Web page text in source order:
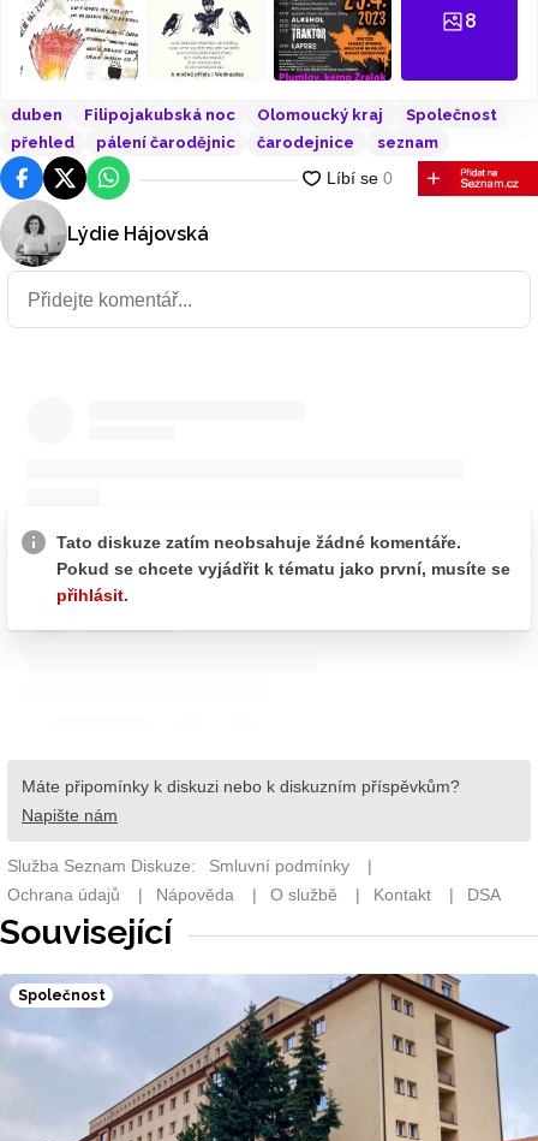
8
duben Filipojakubská noc Olomoucký kraj
Společnost
přehled
pálení čarodějnic čarodejnice seznam
FacebookPlatforma X
WhatsApp
Lýdie Hájovská
Související
Společnost